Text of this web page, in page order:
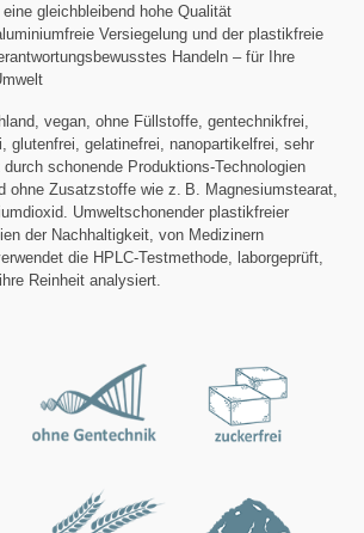
gleichbleibend hohe Qualität
Versiegelung und der plastikfreie
Handeln – für Ihre
vegan, ohne Füllstoffe, gentechnikfrei,
glutenfrei, gelatinefrei, nanopartikelfrei, sehr
schonende Produktions-Technologien
ohne Zusatzstoffe wie z. B. Magnesiumstearat,
Umweltschonender plastikfreier
der Nachhaltigkeit, von Medizinern
die HPLC-Testmethode, laborgeprüft,
Reinheit analysiert.